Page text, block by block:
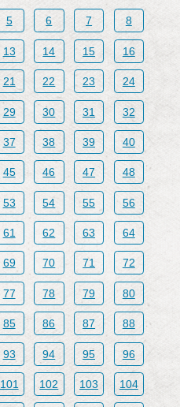
5 6 7 8
13 14 15 16
21 22 23 24
29 30 31 32
37 38 39 40
45 46 47 48
53 54 55 56
61 62 63 64
69 70 71 72
77 78 79 80
85 86 87 88
93 94 95 96
101 102 103 104